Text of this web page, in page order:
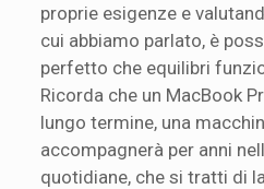
proprie esigenze e
cui abbiamo parlato, è
perfetto che equilibri
Ricorda che un MacBook
lungo termine, una
accompagnerà per anni
quotidiane, che si tratti di